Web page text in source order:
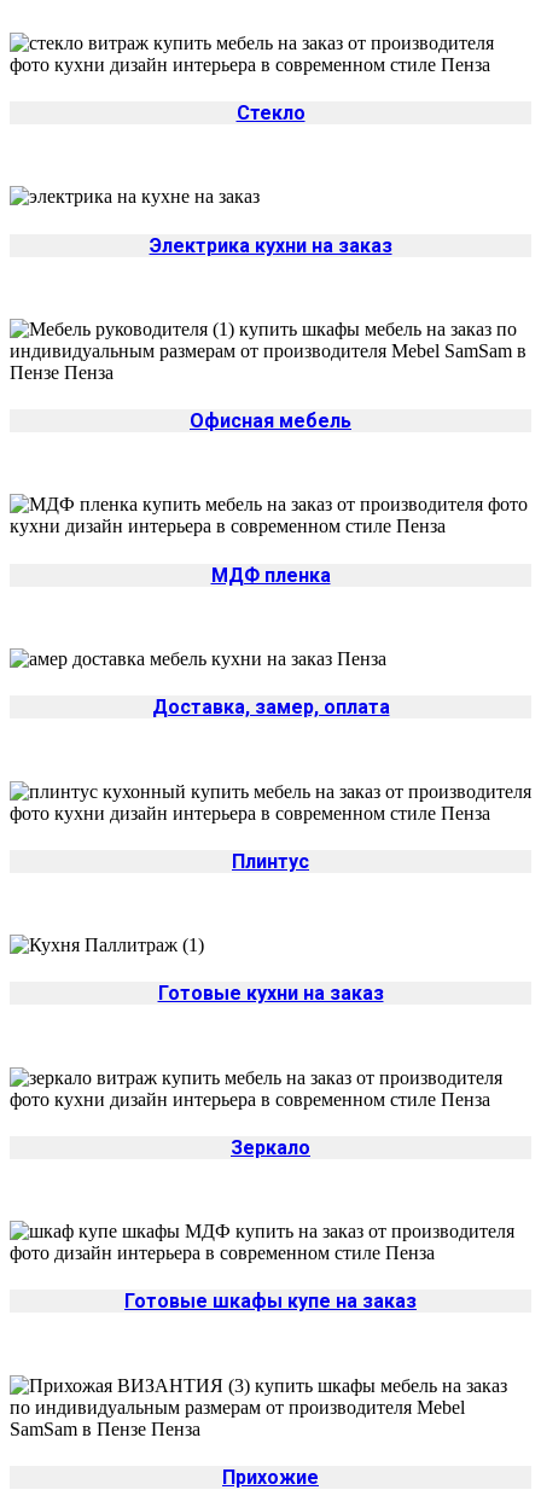
Стекло
Электрика кухни на заказ
Офисная мебель
МДФ пленка
Доставка, замер, оплата
Плинтус
Готовые кухни на заказ
Зеркало
Готовые шкафы купе на заказ
Прихожие